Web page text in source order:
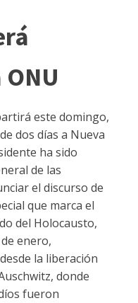
este domingo,
dos días a Nueva
ha sido
de las
el discurso de
que marca el
del Holocausto,
enero,
la liberación
donde
fueron